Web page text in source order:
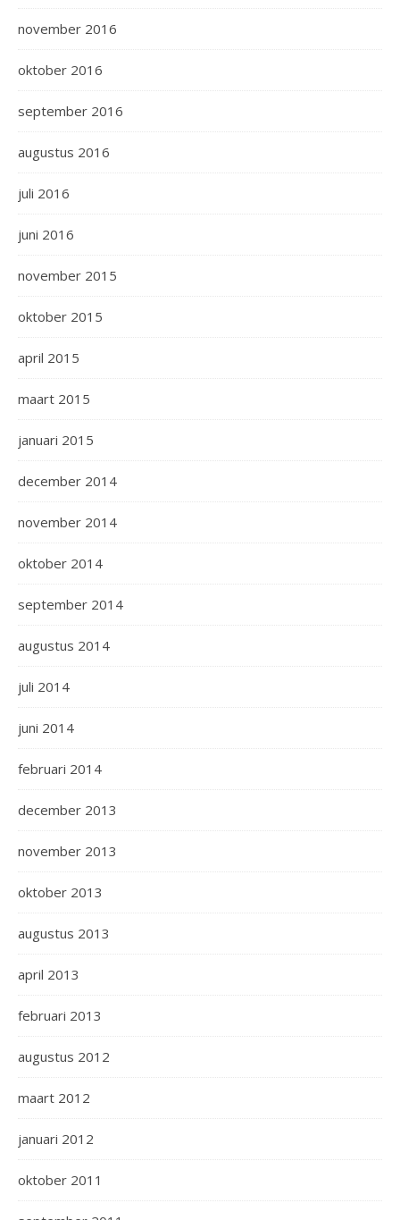
november 2016
oktober 2016
september 2016
augustus 2016
juli 2016
juni 2016
november 2015
oktober 2015
april 2015
maart 2015
januari 2015
december 2014
november 2014
oktober 2014
september 2014
augustus 2014
juli 2014
juni 2014
februari 2014
december 2013
november 2013
oktober 2013
augustus 2013
april 2013
februari 2013
augustus 2012
maart 2012
januari 2012
oktober 2011